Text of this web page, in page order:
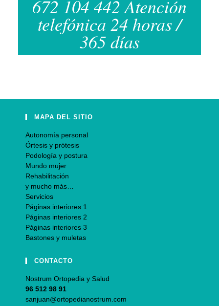
672 104 442 Atención
telefónica 24 horas /
365 días
MAPA DEL SITIO
Autonomía personal
Órtesis y prótesis
Podología y postura
Mundo mujer
Rehabilitación
y mucho más…
Servicios
Páginas interiores 1
Páginas interiores 2
Páginas interiores 3
Bastones y muletas
CONTACTO
Nostrum Ortopedia y Salud
96 512 98 91
sanjuan@ortopedianostrum.com